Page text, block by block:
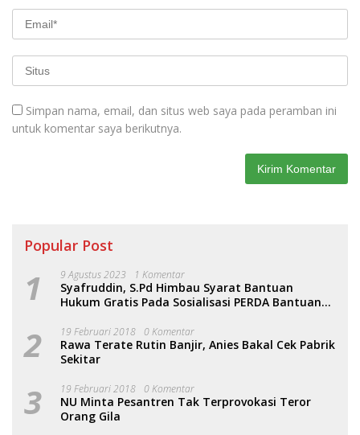
Simpan nama, email, dan situs web saya pada peramban ini
untuk komentar saya berikutnya.
Popular Post
1 9 Agustus 2023 1 Komentar
Syafruddin, S.Pd Himbau Syarat Bantuan
Hukum Gratis Pada Sosialisasi PERDA Bantuan
2 19 Februari 2018 0 Komentar
Rawa Terate Rutin Banjir, Anies Bakal Cek Pabrik
Sekitar
3 19 Februari 2018 0 Komentar
NU Minta Pesantren Tak Terprovokasi Teror
Orang Gila